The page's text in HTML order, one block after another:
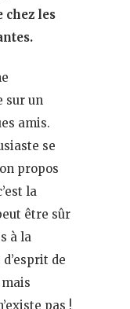
chez les
sur un
amis.
se
propos
la
être sûr
à la
de
pas !